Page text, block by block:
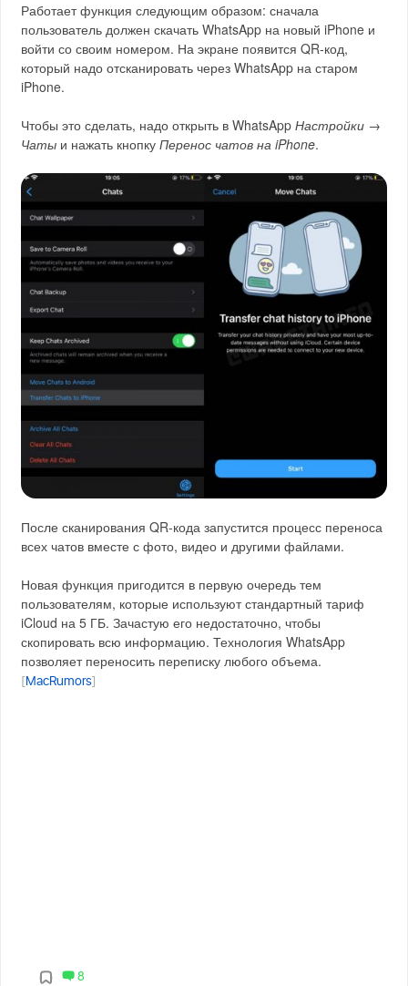
Работает функция следующим образом: сначала
пользователь должен скачать WhatsApp на новый iPhone и
войти со своим номером. На экране появится QR-код,
который надо отсканировать через WhatsApp на старом
iPhone.
Чтобы это сделать, надо открыть в WhatsAppНастройки →
Чаты и нажать кнопкуПеренос чатов на iPhone.
После сканирования QR-кода запустится процесс переноса
всех чатов вместе с фото, видео и другими файлами.
Новая функция пригодится в первую очередь тем
пользователям, которые используют стандартный тариф
iCloud на 5 ГБ. Зачастую его недостаточно, чтобы
скопировать всю информацию. Технология WhatsApp
позволяет переносить переписку любого объема.
MacRumors
8